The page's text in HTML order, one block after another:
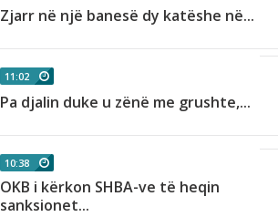
Zjarr në një banesë dy katëshe në...
11:02
Pa djalin duke u zënë me grushte,...
10:38
OKB i kërkon SHBA-ve të heqin
sanksionet...